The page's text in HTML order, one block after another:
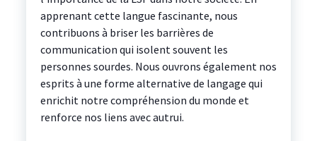
apprenant cette langue fascinante, nous
contribuons à briser les barrières de
communication qui isolent souvent les
personnes sourdes. Nous ouvrons également nos
esprits à une forme alternative de langage qui
enrichit notre compréhension du monde et
renforce nos liens avec autrui.